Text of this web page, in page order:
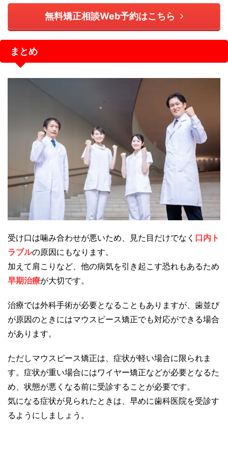
無料矯正相談Web予約はこちら
まとめ
受け口は噛み合わせが悪いため、見た目だけでなく 口内ト
ラブルの原因にもなります。
加えて肩こりなど、他の病気を引き起こす恐れもあるため
早期治療が大切です。
治療では外科手術が必要となることもありますが、歯並び
が原因のときにはマウスピース矯正でも対応ができる場合
があります。
ただしマウスピース矯正は、症状が軽い場合に限られま
す。症状が重い場合にはワイヤー矯正などが必要となるた
め、状態が悪くなる前に受診することが必要です。
気になる症状が見られたときは、早めに歯科医院を受診す
るようにしましょう。